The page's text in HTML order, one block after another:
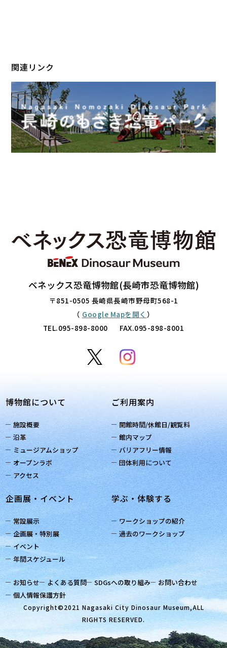
関連リンク
ベネックス恐竜博物館(長崎市恐竜博物館)
〒851-0505 長崎県長崎市野母町568-1
（ Google Mapを開く ）
TEL.095-898-8000 FAX.095-898-8001
博物館について
施設概要
沿革
ミュージアムショップ
オープンラボ
アクセス
ご利用案内
開館時間/休館日/観覧料
館内マップ
バリアフリー情報
団体利用について
企画展・イベント
常設展示
企画展・特別展
イベント
年間スケジュール
学ぶ・体験する
ワークショップの紹介
過去のワークショップ
お知らせ よくある質問 SDGsへの取り組み
お問い合わせ
個人情報保護方針
Copyright©2021 Nagasaki City Dinosaur Museum,ALL
RIGHTS RESERVED.